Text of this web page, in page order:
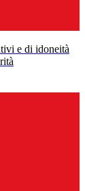
e di idoneità